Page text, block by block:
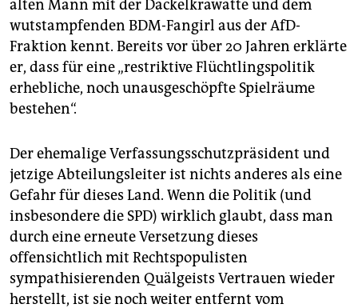
alten Mann mit der Dackelkrawatte und dem
wutstampfenden BDM-Fangirl aus der AfD-
Fraktion kennt. Bereits vor über 20 Jahren erklärte
er, dass für eine „restriktive Flüchtlingspolitik
erhebliche, noch unausgeschöpfte Spielräume
bestehen“.
Der ehemalige Verfassungsschutzpräsident und
jetzige Abteilungsleiter ist nichts anderes als eine
Gefahr für dieses Land. Wenn die Politik (und
insbesondere die SPD) wirklich glaubt, dass man
durch eine erneute Versetzung dieses
offensichtlich mit Rechtspopulisten
sympathisierenden Quälgeists Vertrauen wieder
herstellt, ist sie noch weiter entfernt vom